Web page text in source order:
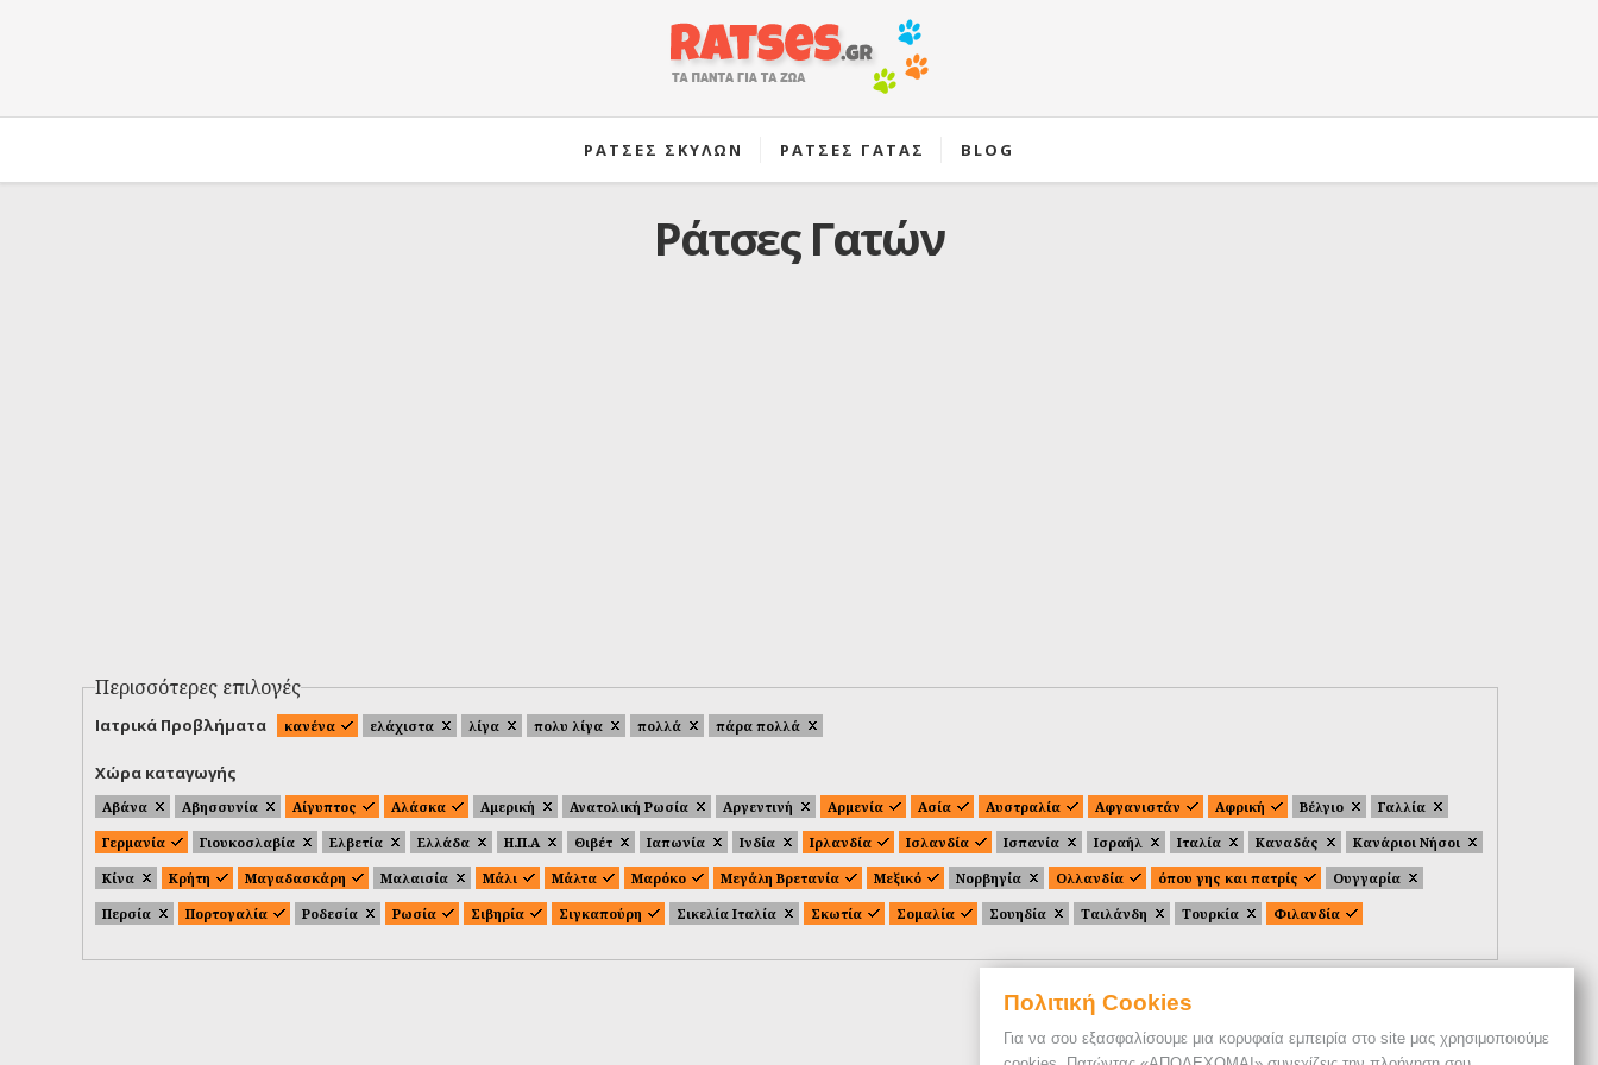
Πολιτική Cookies
Για να σου εξασφαλίσουμε μια κορυφαία εμπειρία στο site μας χρησιμοποιούμε
ΡΑΤΣΕΣ ΣΚΥΛΩΝ ΡΑΤΣΕΣ ΓΑΤΑΣ BLOG
Ράτσες Γατών
Περισσότερες επιλογές
Ιατρικά Προβλήματα κανένα ελάχιστα λίγα πολυ λίγα πολλά πάρα πολλά
Χώρα καταγωγής
Αβάνα Αβησσυνία Αίγυπτος Αλάσκα Αμερική Ανατολική Ρωσία Αργεντινή Αρμενία Ασία Αυστραλία Αφγανιστάν Αφρική Βέλγιο
Γαλλία
Γερμανία
Γιουκοσλαβία Ελβετία Ελλάδα Η.Π.Α Θιβέτ Ιαπωνία Ινδία Ιρλανδία Ισλανδία Ισπανία Ισραήλ Ιταλία Καναδάς
Κανάριοι Νήσοι
Κίνα
Κρήτη Μαγαδασκάρη Μαλαισία Μάλι Μάλτα Μαρόκο Μεγάλη Βρετανία Μεξικό Νορβηγία Ολλανδία όπου γης και πατρίς
Ουγγαρία
Περσία
Πορτογαλία Ροδεσία Ρωσία Σιβηρία Σιγκαπούρη Σικελία Ιταλία Σκωτία Σομαλία Σουηδία Ταιλάνδη Τουρκία Φιλανδία